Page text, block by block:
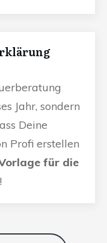
Jahr, sondern
Deine
Profi erstellen
für die
!